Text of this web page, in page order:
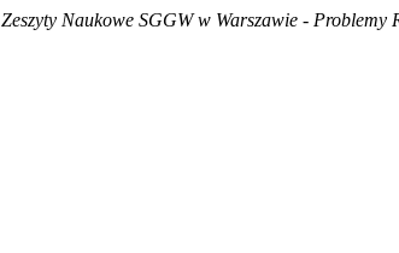
Zeszyty Naukowe SGGW w Warszawie - Problemy